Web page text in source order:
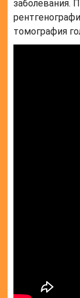
заболевания.
томография